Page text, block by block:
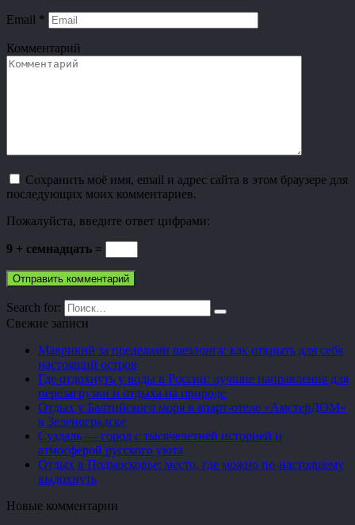
Email *
Комментарий
Сохранить моё имя, email и адрес сайта в этом браузере для
последующих моих комментариев.
Пожалуйста, введите ответ цифрами:
9 + семнадцать =
Search for:
Свежие записи
Маврикий за пределами шезлонга: как открыть для себя
настоящий остров
Где отдохнуть у воды в России: лучшие направления для
перезагрузки и отдыха на природе
Отдых у Балтийского моря в апарт-отеле «АмстерДОМ»
в Зеленоградске
Суздаль — город с тысячелетней историей и
атмосферой русского уюта
Отдых в Подмосковье: место, где можно по-настоящему
выдохнуть
Новые комментарии